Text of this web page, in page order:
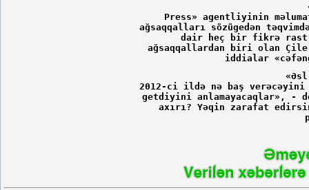
Press» agentliyinin
ağsaqqalları sözügedən
dair heç bir fikrə rast
ağsaqqallardan biri olan
iddialar
2012-ci ildə nə baş verəcəyini
getdiyini anlamayacaqlar», -
axırı? Yəqin zarafat